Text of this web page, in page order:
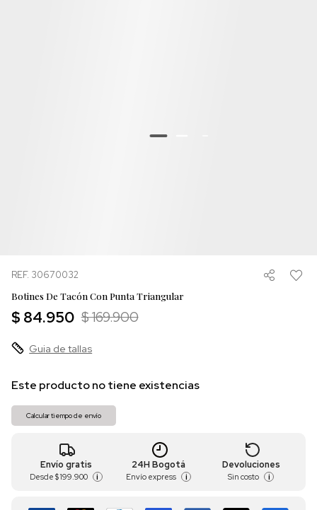
REF. 30670032
Botines De Tacón Con Punta Triangular
$ 84.950 $ 169.900
Guia de tallas
Este producto no tiene existencias
Calcular tiempo de envío
Envío gratis
Desde $ 199.900 i
24H Bogotá
Envío express i
Devoluciones
Sin costo i